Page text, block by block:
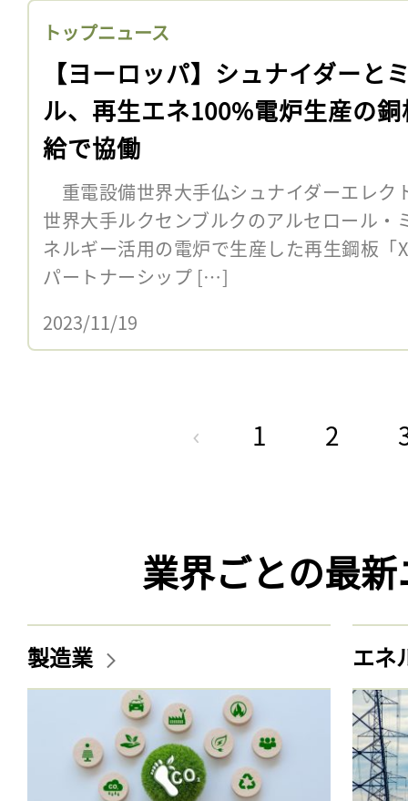
トップニュース
【ヨーロッパ】シュナイダーと
ル、再生エネ100%電炉生産の
給で協働
重電設備世界大手仏シュナイダーエレク
世界大手ルクセンブルクのアルセロール・
ネルギー活用の電炉で生産した再生鋼板「
パートナーシップ […]
2023/11/19
1 2
業界ごとの最
製造業 エネ